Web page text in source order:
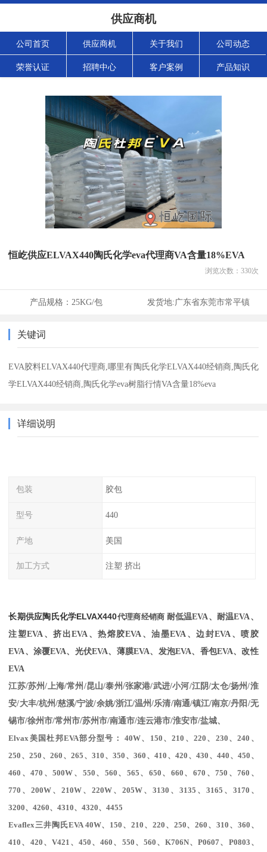
供应商机
公司首页 供应商机 关于我们 公司动态
荣誉认证 招聘中心 客户案例 产品知识
恒屹供应ELVAX440陶氏化学eva代理商VA含量18%EVA
浏览次数： 330次
产品规格： 25KG/包 发货地:广东省东莞市常平镇
关键词
EVA胶料ELVAX440代理商,哪里有陶氏化学ELVAX440经销商,陶氏化
学ELVAX440经销商,陶氏化学eva树脂行情VA含量18%eva
详细说明
包装 胶包
型号 440
产地 美国
加工方式 注塑 挤出
长期供应陶氏化学ELVAX440代理商经销商 耐低温EVA、耐温EVA、
注塑EVA、挤出EVA、热熔胶EVA、油墨EVA、边封EVA、喷胶
EVA、涂覆EVA、光伏EVA、薄膜EVA、发泡EVA、香包EVA、改性
EVA
江苏/苏州/上海/常州/昆山/泰州/张家港/武进/小河/江阴/太仓/扬州/淮
安/大丰/杭州/慈溪/宁波/余姚/浙江/温州/乐清/南通/镇江/南京/丹阳/无
锡市/徐州市/常州市/苏州市/南通市/连云港市/淮安市/盐城、
Elvax美国杜邦EVA部分型号： 40W、150、210、220、230、240、
250、250、260、265、310、350、360、410、420、430、440、450、
460、470、500W、550、560、565、650、660、670、750、760、
770、200W、210W、220W、205W、3130、3135、3165、3170、
3200、4260、4310、4320、4455
Evaflex三井陶氏EVA 40W、 150 、210 、 220 、 250、260 、310 、 360 、
410 、 420 、 V421 、450 、460 、 550 、 560 、K706N、P0607 、 P0803 、